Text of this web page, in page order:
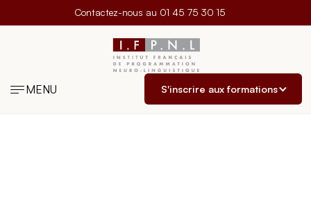
Contactez-nous au 01 45 75 30 15
MENU S'inscrire aux formations